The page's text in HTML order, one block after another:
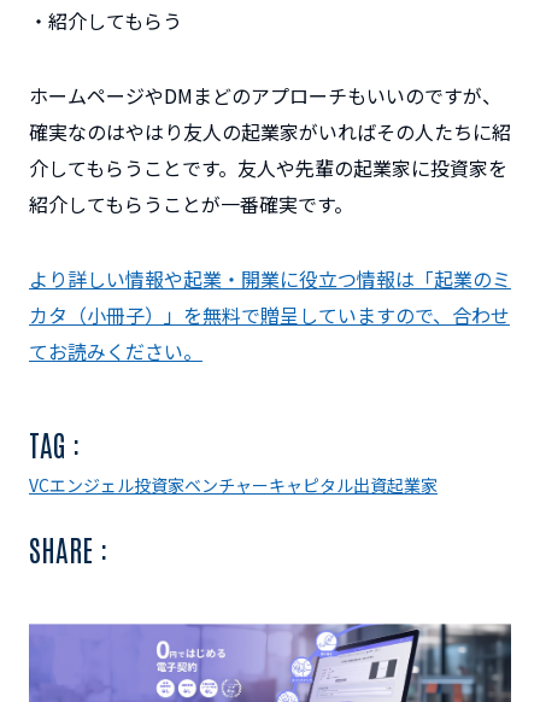
・紹介してもらう
ホームページやDMまどのアプローチもいいのですが、
確実なのはやはり友人の起業家がいればその人たちに紹
介してもらうことです。友人や先輩の起業家に投資家を
紹介してもらうことが一番確実です。
より詳しい情報や起業・開業に役立つ情報は「起業のミ
カタ（小冊子）」を無料で贈呈していますので、合わせ
てお読みください。
TAG :
VCエンジェル投資家ベンチャーキャピタル出資起業家
SHARE :